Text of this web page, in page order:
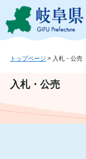
ジ
ュ
文
トップページ > 入札・公売
入札・公売